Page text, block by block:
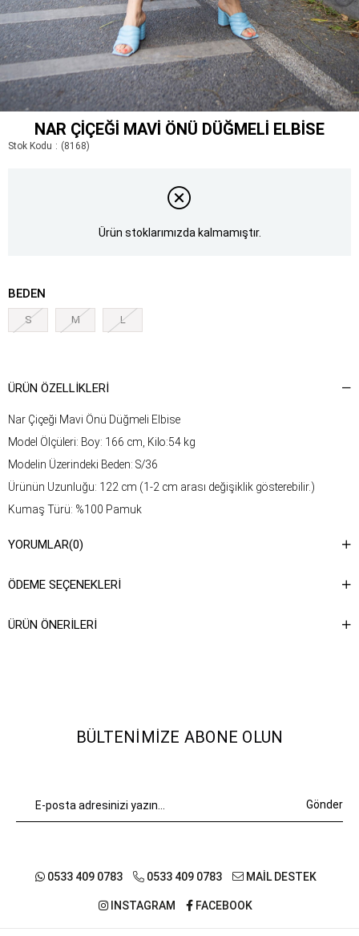
NAR ÇIÇEĞI MAVI ÖNÜ DÜĞMELI ELBISE
Stok Kodu (8168)
Ürün stoklarımızda kalmamıştır.
BEDEN
S M L
ÜRÜN ÖZELLIKLERI
Nar Çiçeği Mavi Önü Düğmeli Elbise
Model Ölçüleri: Boy: 166 cm, Kilo:54 kg
Modelin Üzerindeki Beden: S/36
Ürünün Uzunluğu: 122 cm (1-2 cm arası değişiklik gösterebilir.)
Kumaş Türü: %100 Pamuk
talimatına ulaşabilirsiniz.
YORUMLAR(0)
ÖDEME SEÇENEKLERI
ÜRÜN ÖNERILERI
BÜLTENIMIZE ABONE OLUN
Gönder
0533 409 0783 0533 409 0783 MAİL DESTEK
INSTAGRAM FACEBOOK